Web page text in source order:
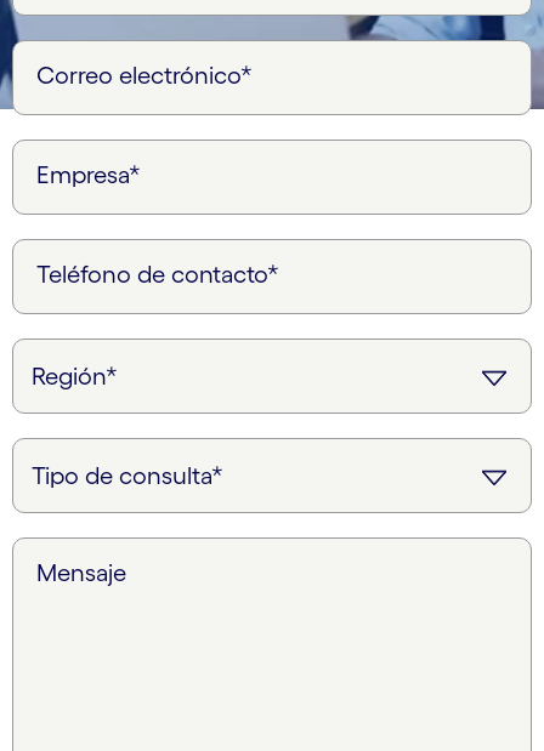
Correo electrónico*
Empresa*
Teléfono de contacto*
Mensaje